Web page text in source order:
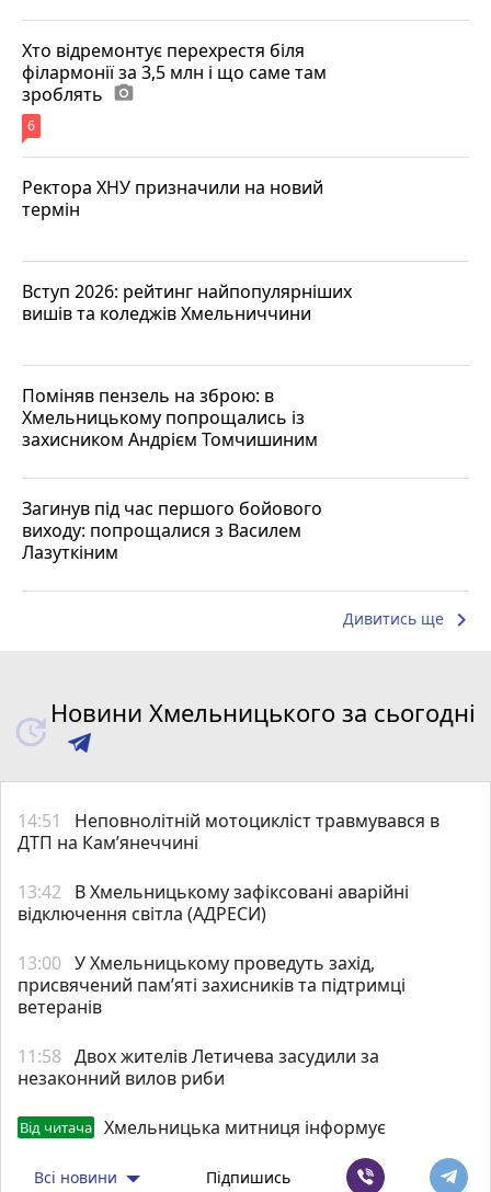
Хто відремонтує перехрестя біля
філармонії за 3,5 млн і що саме там
зроблять photo_camera
6
Ректора ХНУ призначили на новий
термін
Вступ 2026: рейтинг найпопулярніших
вишів та коледжів Хмельниччини
Поміняв пензель на зброю: в
Хмельницькому попрощались із
захисником Андрієм Томчишиним
Загинув під час першого бойового
виходу: попрощалися з Василем
Лазуткіним
Дивитись ще keyboard_arrow_right
Новини Хмельницького за сьогодні
14:51
Неповнолітній мотоцикліст травмувався в
ДТП на Кам’янеччині
13:42
В Хмельницькому зафіксовані аварійні
відключення світла (АДРЕСИ)
13:00 У Хмельницькому проведуть захід,
присвячений пам’яті захисників та підтримці
ветеранів
11:58 Двох жителів Летичева засудили за
незаконний вилов риби
Від читача Хмельницька митниця інформує
Всі новини Підпишись